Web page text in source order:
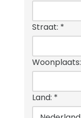
Straat: *
Woonplaats:
Land: *